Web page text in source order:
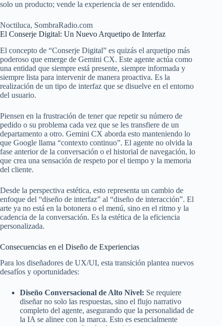
solo un producto; vende la experiencia de ser entendido.
Noctiluca, SombraRadio.com
El Conserje Digital: Un Nuevo Arquetipo de Interfaz
El concepto de “Conserje Digital” es quizás el arquetipo más
poderoso que emerge de Gemini CX. Este agente actúa como
una entidad que siempre está presente, siempre informada y
siempre lista para intervenir de manera proactiva. Es la
realización de un tipo de interfaz que se disuelve en el entorno
del usuario.
Piensen en la frustración de tener que repetir su número de
pedido o su problema cada vez que se les transfiere de un
departamento a otro. Gemini CX aborda esto manteniendo lo
que Google llama “contexto continuo”. El agente no olvida la
fase anterior de la conversación o el historial de navegación, lo
que crea una sensación de respeto por el tiempo y la memoria
del cliente.
Desde la perspectiva estética, esto representa un cambio de
enfoque del “diseño de interfaz” al “diseño de interacción”. El
arte ya no está en la botonera o el menú, sino en el ritmo y la
cadencia de la conversación. Es la estética de la eficiencia
personalizada.
Consecuencias en el Diseño de Experiencias
Para los diseñadores de UX/UI, esta transición plantea nuevos
desafíos y oportunidades:
Diseño Conversacional de Alto Nivel: Se requiere
diseñar no solo las respuestas, sino el flujo narrativo
completo del agente, asegurando que la personalidad de
la IA se alinee con la marca. Esto es esencialmente